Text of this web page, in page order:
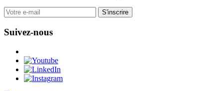
S'inscrire
Suivez-nous